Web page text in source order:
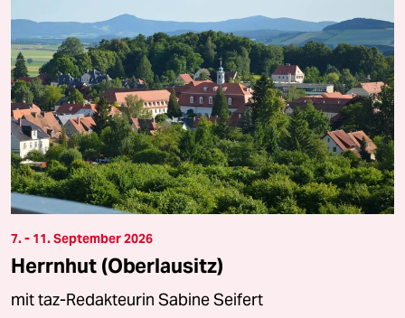
7. - 11. September 2026
Herrnhut (Oberlausitz)
mit taz-Redakteurin Sabine Seifert